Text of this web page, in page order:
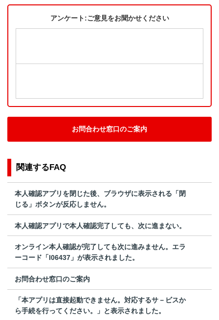
アンケート:ご意見をお聞かせください
お問合わせ窓口のご案内
関連するFAQ
本人確認アプリを閉じた後、ブラウザに表示される「閉
じる」ボタンが反応しません。
本人確認アプリで本人確認完了しても、次に進まない。
オンライン本人確認が完了しても次に進みません。エラ
ーコード「I06437」が表示されました。
お問合わせ窓口のご案内
「本アプリは直接起動できません。対応するサ－ビスか
ら手続を行ってください。」と表示されました。